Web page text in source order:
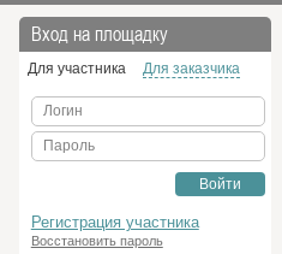
Вход на площадку
Для участника Для заказчика
Логин
Пароль
Войти
Регистрация участника
Восстановить пароль